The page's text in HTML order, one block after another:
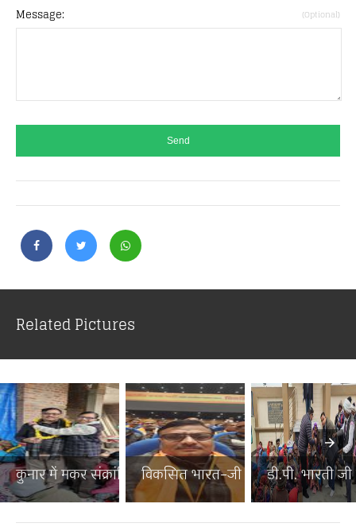
Message: (Optional)
Related Pictures
कुनार में मकर संक्रांति पर...विकसित भारत–जी राम जी जनज...
डी.पी. भारती